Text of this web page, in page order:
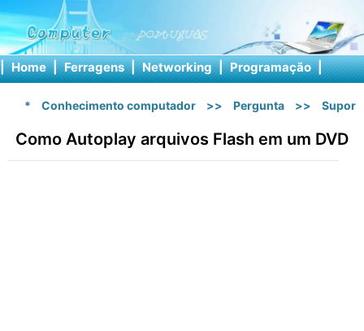
| Home | Ferragens | Networking | Programação |
* Conhecimento computador >> Pergunta >>
Como Autoplay arquivos Flash em um DVD